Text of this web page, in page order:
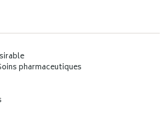
pharmaceutiques